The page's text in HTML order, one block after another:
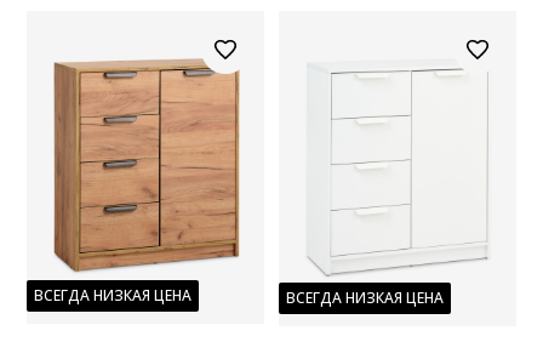
ВСЕГДА НИЗКАЯ ЦЕНА ВСЕГДА НИЗКАЯ ЦЕНА